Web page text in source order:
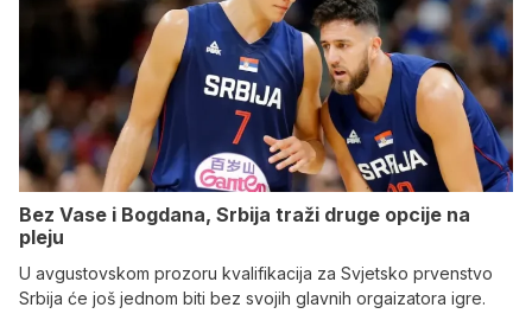
Bez Vase i Bogdana, Srbija traži druge opcije na
pleju
U avgustovskom prozoru kvalifikacija za Svjetsko prvenstvo
Srbija će još jednom biti bez svojih glavnih orgaizatora igre.